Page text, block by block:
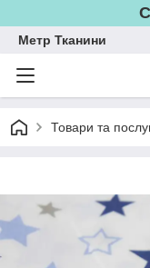
Метр Тканини
Товари та